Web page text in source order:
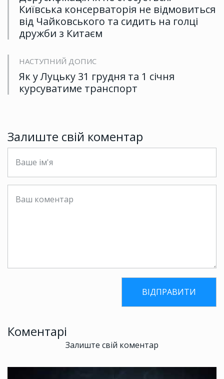
Київська консерваторія не відмовиться
від Чайковського та сидить на голці
дружби з Китаєм
НАСТУПНИЙ ДОПИС
Як у Луцьку 31 грудня та 1 січня
курсуватиме транспорт
Залиште свій коментар
Коментарі
Залиште свій коментар